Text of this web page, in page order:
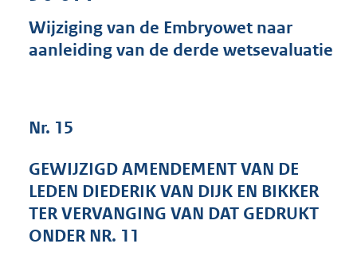
s
g
:
3
K
Wijziging van de Embryowet naar
aanleiding van de derde wetsevaluatie
Nr. 15
GEWIJZIGD AMENDEMENT VAN DE
LEDEN DIEDERIK VAN DIJK EN BIKKER
TER VERVANGING VAN DAT GEDRUKT
ONDER NR. 11